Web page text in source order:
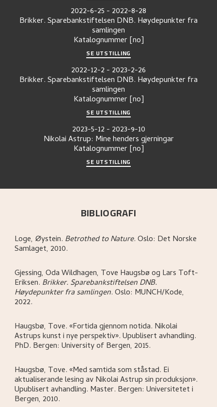
2022-6-25- 2022-8-28
Brikker. Sparebankstiftelsen DNB. Høydepunkter fra
samlingen
Katalognummer [no]
SE UTSTILLING
2022-12-2- 2023-2-26
Brikker. Sparebankstiftelsen DNB. Høydepunkter fra
samlingen
Katalognummer [no]
SE UTSTILLING
2023-5-12- 2023-9-10
Nikolai Astrup: Mine henders gjerningar
Katalognummer [no]
SE UTSTILLING
BIBLIOGRAFI
Loge, Øystein. Betrothed to Nature.Oslo: Det Norske
Samlaget, 2010.
Gjessing, Oda Wildhagen, Tove Haugsbø og Lars Toft-
Eriksen. Brikker. Sparebankstiftelsen DNB.
Høydepunkter fra samlingen.Oslo: MUNCH/Kode,
2022.
Haugsbø, Tove.«Fortida gjennom notida. Nikolai
Astrups kunst i nye perspektiv».Upublisert avhandling.
PhD. Bergen: University of Bergen, 2015.
Haugsbø, Tove.«Med samtida som ståstad. Ei
aktualiserande lesing av Nikolai Astrup sin produksjon».
Upublisert avhandling. Master. Bergen: Universitetet i
Bergen, 2010.